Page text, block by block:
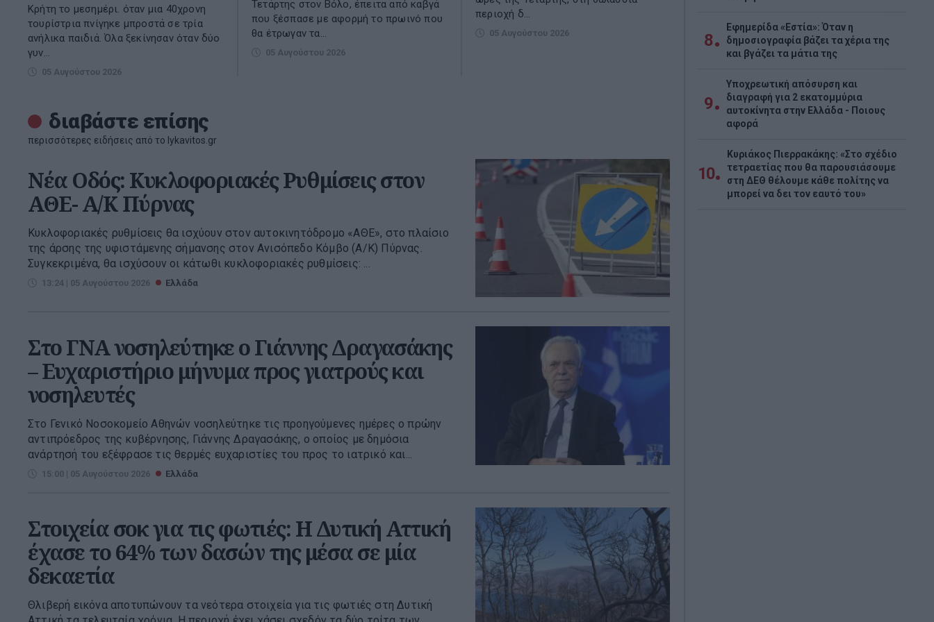
Κρήτη το μεσημέρι. όταν μια 40χρονη
τουρίστρια πνίγηκε μπροστά σε τρία
ανήλικα παιδιά. Όλα ξεκίνησαν όταν δύο
γυν...
05 Αυγούστου 2026
Τετάρτης στον Βόλο, έπειτα από καβγά
που ξέσπασε με αφορμή το πρωινό που
θα έτρωγαν τα...
05 Αυγούστου 2026
περιοχή δ...
05 Αυγούστου 2026
διαβάστε επίσης
περισσότερες ειδήσεις από το lykavitos.gr
Νέα Οδός: Κυκλοφοριακές Ρυθμίσεις στον
ΑΘΕ- Α/Κ Πύρνας
Κυκλοφοριακές ρυθμίσεις θα ισχύουν στον αυτοκινητόδρομο «ΑΘΕ», στο πλαίσιο
της άρσης της υφιστάμενης σήμανσης στον Ανισόπεδο Κόμβο (Α/Κ) Πύρνας.
Συγκεκριμένα, θα ισχύσουν οι κάτωθι κυκλοφοριακές ρυθμίσεις: ...
13:24 | 05 Αυγούστου 2026 Ελλάδα
Στο ΓΝΑ νοσηλεύτηκε ο Γιάννης Δραγασάκης
– Ευχαριστήριο μήνυμα προς γιατρούς και
νοσηλευτές
Στο Γενικό Νοσοκομείο Αθηνών νοσηλεύτηκε τις προηγούμενες ημέρες ο πρώην
αντιπρόεδρος της κυβέρνησης, Γιάννης Δραγασάκης, ο οποίος με δημόσια
ανάρτησή του εξέφρασε τις θερμές ευχαριστίες του προς το ιατρικό και...
15:00 | 05 Αυγούστου 2026 Ελλάδα
Στοιχεία σοκ για τις φωτιές: Η Δυτική Αττική
έχασε το 64% των δασών της μέσα σε μία
δεκαετία
Θλιβερή εικόνα αποτυπώνουν τα νεότερα στοιχεία για τις φωτιές στη Δυτική
8
Εφημερίδα «Εστία»: Όταν η
δημοσιογραφία βάζει τα χέρια της
και βγάζει τα μάτια της
9
Υποχρεωτική απόσυρση και
διαγραφή για 2 εκατομμύρια
αυτοκίνητα στην Ελλάδα - Ποιους
αφορά
10
Κυριάκος Πιερρακάκης: «Στο σχέδιο
τετραετίας που θα παρουσιάσουμε
στη ΔΕΘ θέλουμε κάθε πολίτης να
μπορεί να δει τον εαυτό του»